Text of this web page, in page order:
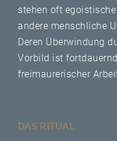
stehen oft
andere menschliche
Deren Überwindung
Vorbild ist
freimaurerischer
DAS RITUAL